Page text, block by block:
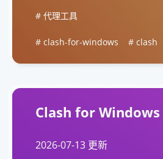
代理工具
clash-for-windows clash
Clash for Windows
2026-07-13 更新